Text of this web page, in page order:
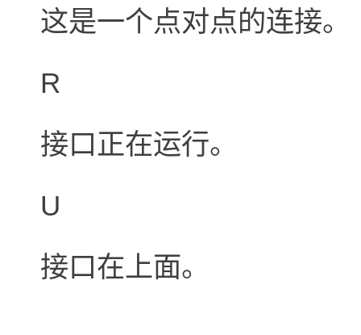
这是一个点对点的连接。
R
接口正在运行。
U
接口在上面。